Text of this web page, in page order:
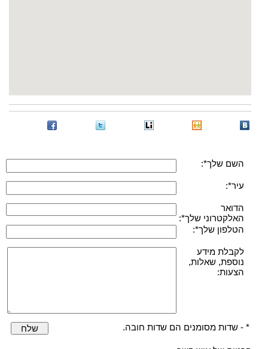
השם שלך*:
עיר*:
הדואר
האלקטרוני שלך*:
הטלפון שלך*:
לקבלת מידע
נוספת, שאלות,
הצעות:
* - שדות מסומנים הם שדות חובה. שלח